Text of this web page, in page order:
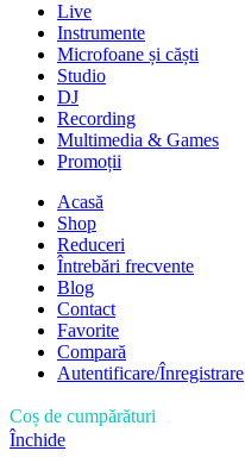
Live
Instrumente
Microfoane și căști
Studio
DJ
Recording
Multimedia & Games
Promoții
Acasă
Shop
Reduceri
Întrebări frecvente
Blog
Contact
Favorite
Compară
Autentificare/Înregistrare
Coș de cumpărături
Închide